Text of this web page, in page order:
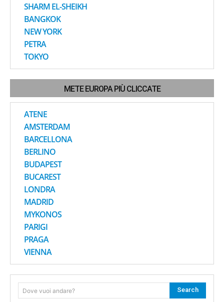
SHARM EL-SHEIKH
BANGKOK
NEW YORK
PETRA
TOKYO
METE EUROPA PIÙ CLICCATE
ATENE
AMSTERDAM
BARCELLONA
BERLINO
BUDAPEST
BUCAREST
LONDRA
MADRID
MYKONOS
PARIGI
PRAGA
VIENNA
Dove vuoi andare? Search